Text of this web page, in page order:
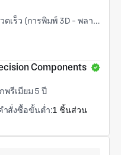
ร็ว (การพิมพ์ 3D - พลาสติก)
Components
พรีเมียม 5 ปี
ำสั่งซื้อขั้นต่ำ:1 ชิ้นส่วน